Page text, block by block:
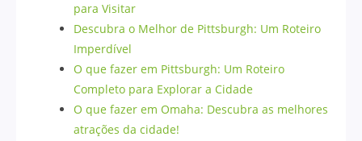
para Visitar
Descubra o Melhor de Pittsburgh: Um Roteiro
Imperdível
O que fazer em Pittsburgh: Um Roteiro
Completo para Explorar a Cidade
O que fazer em Omaha: Descubra as melhores
atrações da cidade!